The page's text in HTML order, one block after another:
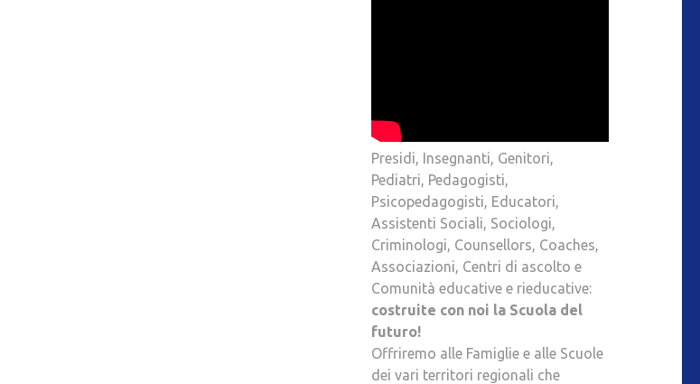
Presidi, Insegnanti, Genitori,
Pediatri, Pedagogisti,
Psicopedagogisti, Educatori,
Assistenti Sociali, Sociologi,
Criminologi, Counsellors, Coaches,
Associazioni, Centri di ascolto e
Comunità educative e rieducative:
costruite con noi la Scuola del
futuro!
Offriremo alle Famiglie e alle Scuole
dei vari territori regionali che